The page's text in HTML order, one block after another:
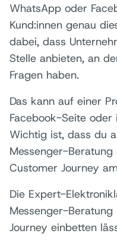
WhatsApp oder
Kund:innen genau
dabei, dass
Stelle anbieten, an
Fragen haben.
Das kann auf einer
Facebook-Seite
Wichtig ist, dass du
Messenger-
Customer Journey
Die Expert-
Messenger-
Journey einbetten